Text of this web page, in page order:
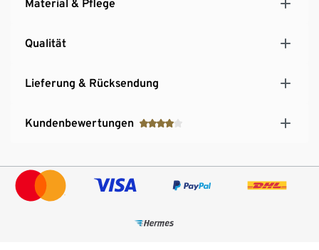
Material & Pflege
Qualität
Lieferung & Rücksendung
Kundenbewertungen